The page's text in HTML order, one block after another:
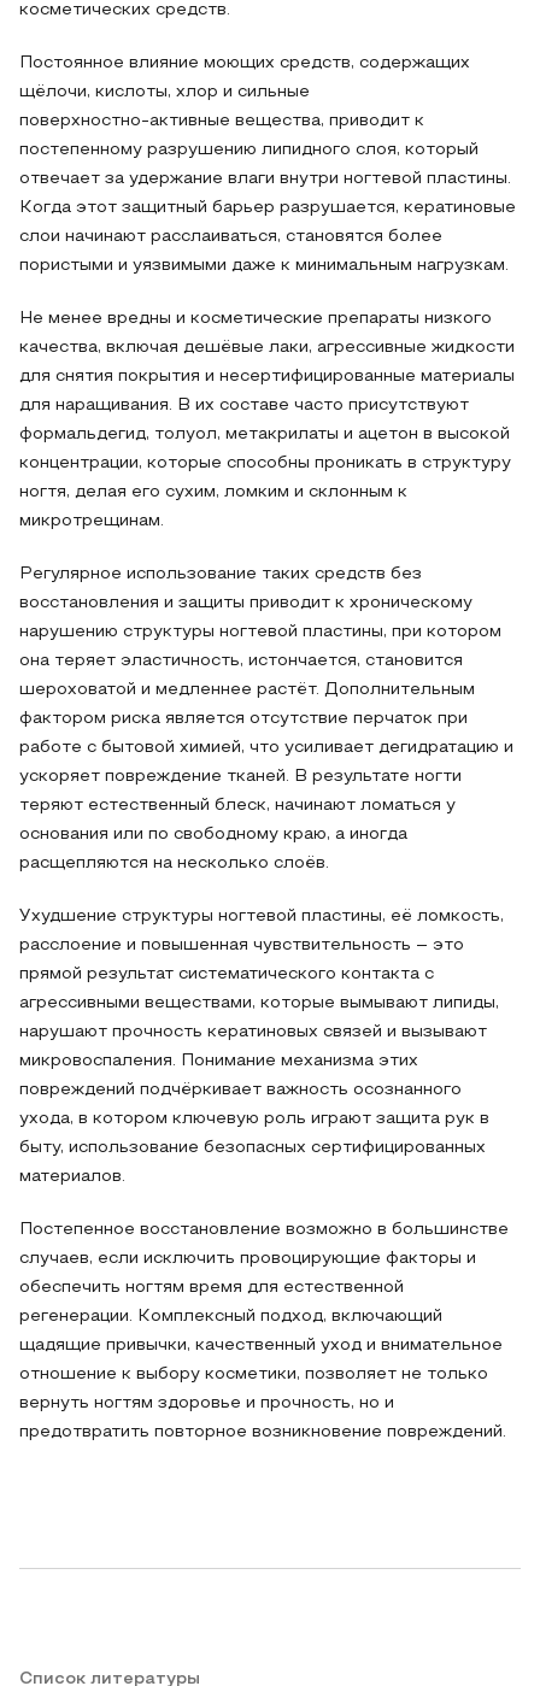
косметических средств.
Постоянное влияние моющих средств, содержащих
щёлочи, кислоты, хлор и сильные
поверхностно‑активные вещества, приводит к
постепенному разрушению липидного слоя, который
отвечает за удержание влаги внутри ногтевой пластины.
Когда этот защитный барьер разрушается, кератиновые
слои начинают расслаиваться, становятся более
пористыми и уязвимыми даже к минимальным нагрузкам.
Не менее вредны и косметические препараты низкого
качества, включая дешёвые лаки, агрессивные жидкости
для снятия покрытия и несертифицированные материалы
для наращивания. В их составе часто присутствуют
формальдегид, толуол, метакрилаты и ацетон в высокой
концентрации, которые способны проникать в структуру
ногтя, делая его сухим, ломким и склонным к
микротрещинам.
Регулярное использование таких средств без
восстановления и защиты приводит к хроническому
нарушению структуры ногтевой пластины, при котором
она теряет эластичность, истончается, становится
шероховатой и медленнее растёт. Дополнительным
фактором риска является отсутствие перчаток при
работе с бытовой химией, что усиливает дегидратацию и
ускоряет повреждение тканей. В результате ногти
теряют естественный блеск, начинают ломаться у
основания или по свободному краю, а иногда
расщепляются на несколько слоёв.
Ухудшение структуры ногтевой пластины, её ломкость,
расслоение и повышенная чувствительность – это
прямой результат систематического контакта с
агрессивными веществами, которые вымывают липиды,
нарушают прочность кератиновых связей и вызывают
микровоспаления. Понимание механизма этих
повреждений подчёркивает важность осознанного
ухода, в котором ключевую роль играют защита рук в
быту, использование безопасных сертифицированных
материалов.
Постепенное восстановление возможно в большинстве
случаев, если исключить провоцирующие факторы и
обеспечить ногтям время для естественной
регенерации. Комплексный подход, включающий
щадящие привычки, качественный уход и внимательное
отношение к выбору косметики, позволяет не только
вернуть ногтям здоровье и прочность, но и
предотвратить повторное возникновение повреждений.
Список литературы